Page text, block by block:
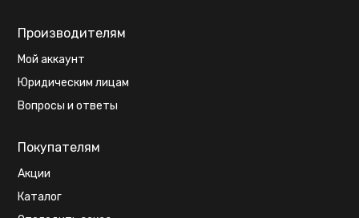
Производителям
Мой аккаунт
Юридическим лицам
Вопросы и ответы
Покупателям
Акции
Каталог